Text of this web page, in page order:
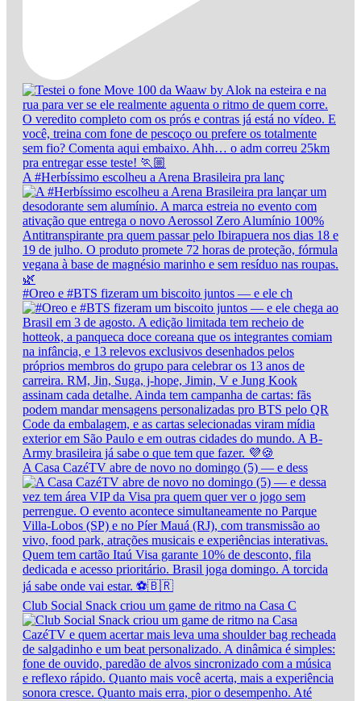
A #Herbíssimo escolheu a Arena Brasileira pra lanç
#Oreo e #BTS fizeram um biscoito juntos — e ele ch
A Casa CazéTV abre de novo no domingo (5) — e dess
Club Social Snack criou um game de ritmo na Casa C